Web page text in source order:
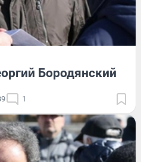
Бородянский
1